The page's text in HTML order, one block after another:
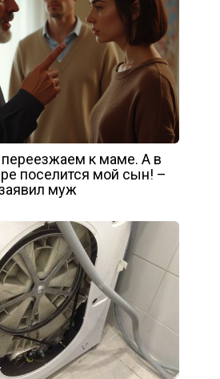
к маме. А в
поселится мой сын! –
муж